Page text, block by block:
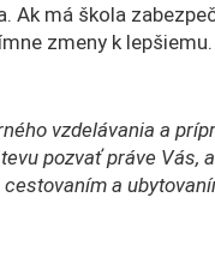
má škola
zmeny k
vzdelávania a
pozvať práve Vás,
a